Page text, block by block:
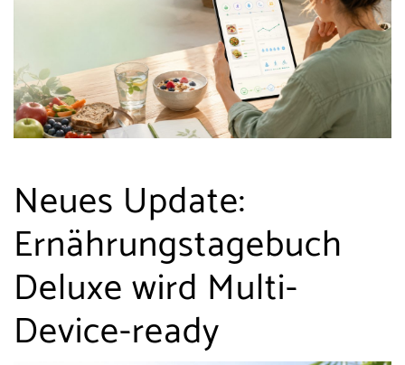
Neues Update:
Ernährungstagebuch
Deluxe wird Multi-
Device-ready